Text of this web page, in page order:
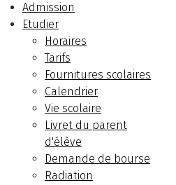
Admission
Etudier
Horaires
Tarifs
Fournitures scolaires
Calendrier
Vie scolaire
Livret du parent
d'élève
Demande de bourse
Radiation